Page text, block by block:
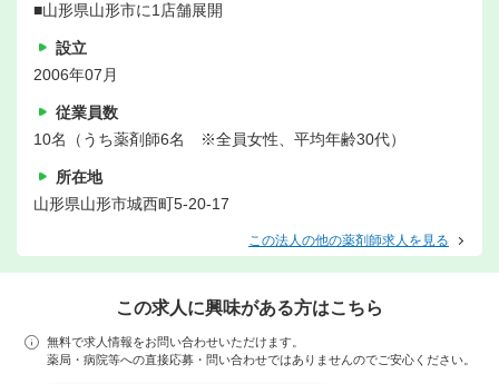
■山形県山形市に1店舗展開
設立
2006年07月
従業員数
10名（うち薬剤師6名 ※全員女性、平均年齢30代）
所在地
山形県山形市城西町5-20-17
この法人の他の薬剤師求人を見る
この求人に興味がある方はこちら
無料で求人情報をお問い合わせいただけます。
薬局・病院等への直接応募・問い合わせではありませんのでご安心ください。